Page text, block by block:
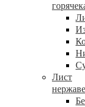
Лист